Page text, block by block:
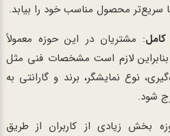
محصول مناسب خود را بیابد.
: مشتریان در این حوزه معمولاً
لازم است مشخصات فنی مثل
نوع نمایشگر، برند و گارانتی به
شود.
بخش زیادی از کاربران از طریق